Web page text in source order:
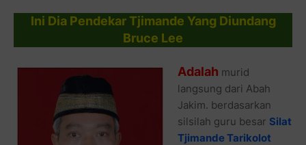
Ini Dia Pendekar Tjimande Yang Diundang
Bruce Lee
Adalah murid
langsung dari Abah
Jakim. berdasarkan
silsilah guru besar Silat
Tjimande Tarikolot